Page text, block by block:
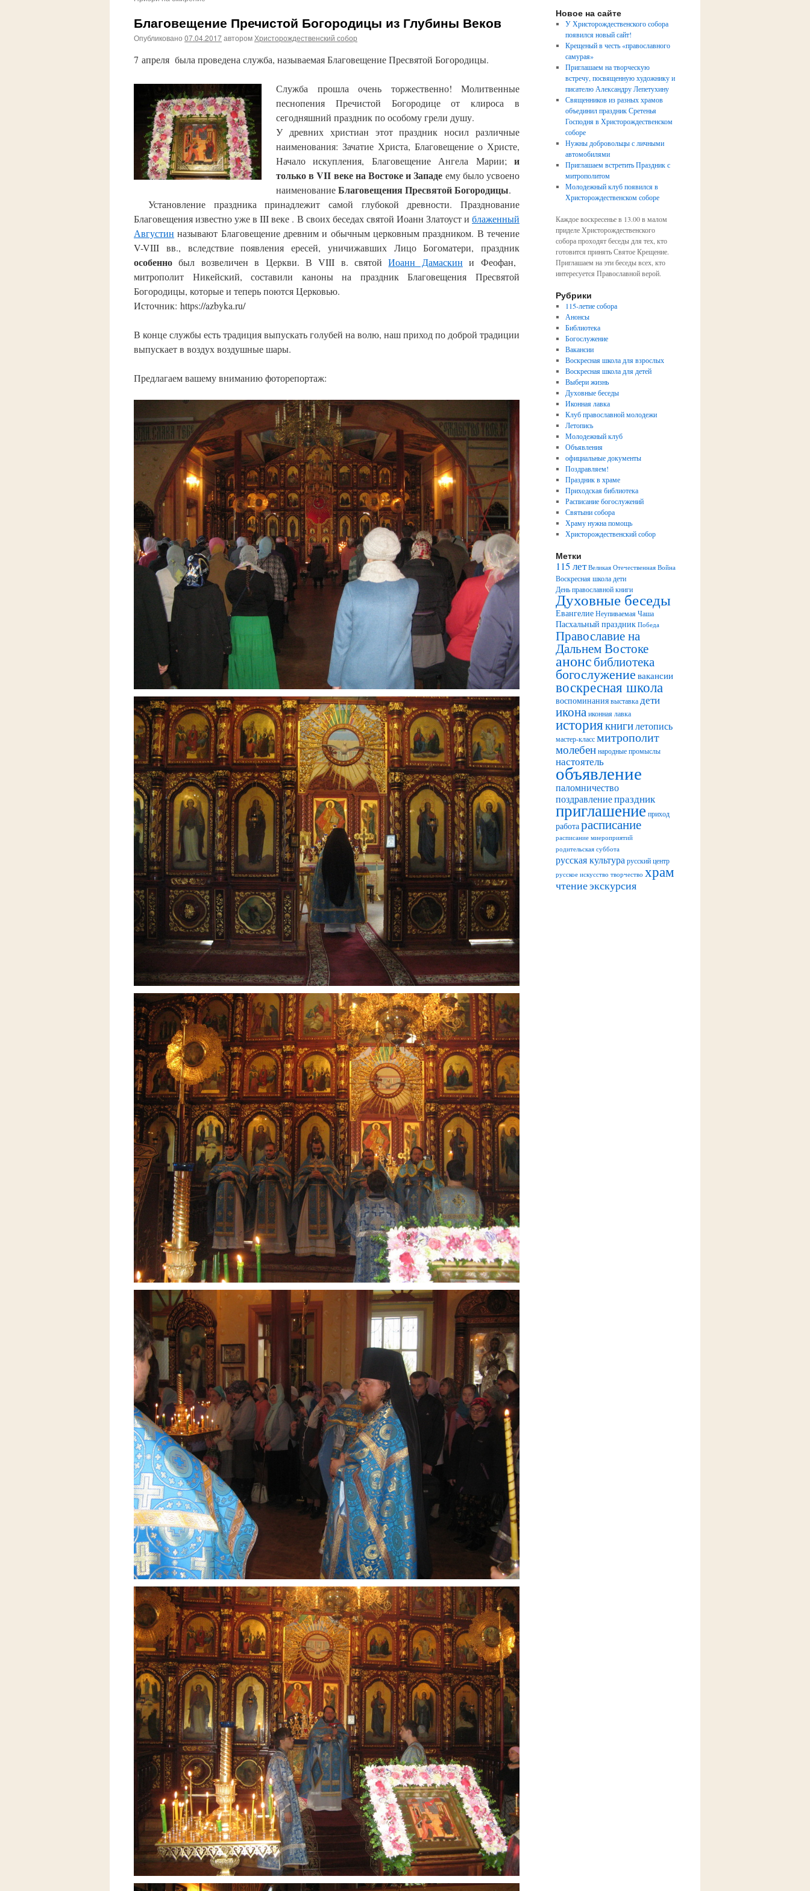
Благовещение Пречистой Богородицы из Глубины Веков
Опубликовано 07.04.2017авторомХристорождественский собор
7 апреля была проведена служба, называемая Благовещение Пресвятой Богородицы.
Служба прошла очень торжественно! Молитвенные
песнопения Пречистой Богородице от клироса в
сегодняшний праздник по особому грели душу.
У древних христиан этот праздник носил различные
наименования: Зачатие Христа, Благовещение о Христе,
Начало искупления, Благовещение Ангела Марии; и
только в VII веке на Востоке и Западе ему было усвоено
наименованиеБлаговещения Пресвятой Богородицы.
Установление праздника принадлежит самой глубокой древности. Празднование
Благовещения известно уже в III веке . В своих беседах святой Иоанн Златоуст и блаженный
Августин называют Благовещение древним и обычным церковным праздником. В течение
V-VIII вв., вследствие появления ересей, уничижавших Лицо Богоматери, праздник
особенно был возвеличен в Церкви. В VIII в. святойИоанн Дамаскин и Феофан,
митрополит Никейский, составили каноны на праздник Благовещения Пресвятой
Богородицы, которые и теперь поются Церковью.
Источник: https://azbyka.ru/
В конце службы есть традиция выпускать голубей на волю, наш приход по доброй традиции
выпускает в воздух воздушные шары.
Предлагаем вашему вниманию фоторепортаж:
Новое на сайте
У Христорождественского собора
появился новый сайт!
Крещеный в честь «православного
самурая»
Приглашаем на творческую
встречу, посвященную художнику и
писателю Александру Лепетухину
Священников из разных храмов
объединил праздник Сретенья
Господня в Христорождественском
соборе
Нужны добровольцы с личными
автомобилями
Приглашаем встретить Праздник с
митрополитом
Молодежный клуб появился в
Христорождественском соборе
Каждое воскресенье в 13.00 в малом
приделе Христорождественского
собора проходят беседы для тех, кто
готовится принять Святое Крещение.
Приглашаем на эти беседы всех, кто
интересуется Православной верой.
Рубрики
115-летие собора
Анонсы
Библиотека
Богослужение
Вакансии
Воскресная школа для взрослых
Воскресная школа для детей
Выбери жизнь
Духовные беседы
Иконная лавка
Клуб православной молодежи
Летопись
Молодежный клуб
Объявления
официальные документы
Поздравляем!
Праздник в храме
Приходская библиотека
Расписание богослужений
Святыни собора
Храму нужна помощь
Христорождественский собор
Метки
115 лет Великая Отечественная Война
Воскресная школа дети
День православной книги
Духовные беседы
ЕвангелиеНеупиваемая Чаша
Пасхальный праздник Победа
Православие на
Дальнем Востоке
анонсбиблиотека
богослужение вакансии
воскресная школа
воспоминаниявыставкадети
иконаиконная лавка
историякнигилетопись
мастер-классмитрополит
молебеннародные промыслы
настоятель
объявление
паломничество
поздравлениепраздник
приглашение приход
работарасписание
расписание миероприятий
родительская суббота
русская культура русский центр
русское искусство творчество храм
чтениеэкскурсия